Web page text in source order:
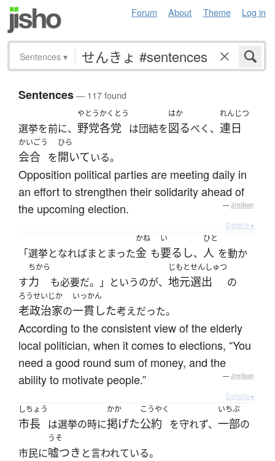
Forum About Theme Log in
Sentences ▾
Sentences— 117 found
選挙を前に、
やとう
野党
かくとう
各党 は団結を
はか
図るべく、
れんじつ
連日
かいごう
会合 を
ひら
開いている。
Opposition political parties are meeting daily in
an effort to strengthen their solidarity ahead of
the upcoming election.
— Jreibun
Details ▸
「選挙となればまとまった
かね
金 も
い
要るし、
ひと
人 を動か
す
ちから
力 も必要だ。」というのが、
じもとせんしゅつ
地元選出 の
ろうせいじか
老政治家の
いっかん
一貫した考えだった。
According to the consistent view of the elderly
local politician, when it comes to elections, “You
need a good round sum of money, and the
ability to motivate people.”
— Jreibun
Details ▸
しちょう
市長 は選挙の時に
かか
掲げた
こうやく
公約 を守れず、
いちぶ
一部の
市民に
うそ
嘘つき と言われている。